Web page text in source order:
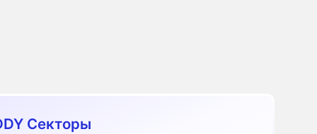
Секторы